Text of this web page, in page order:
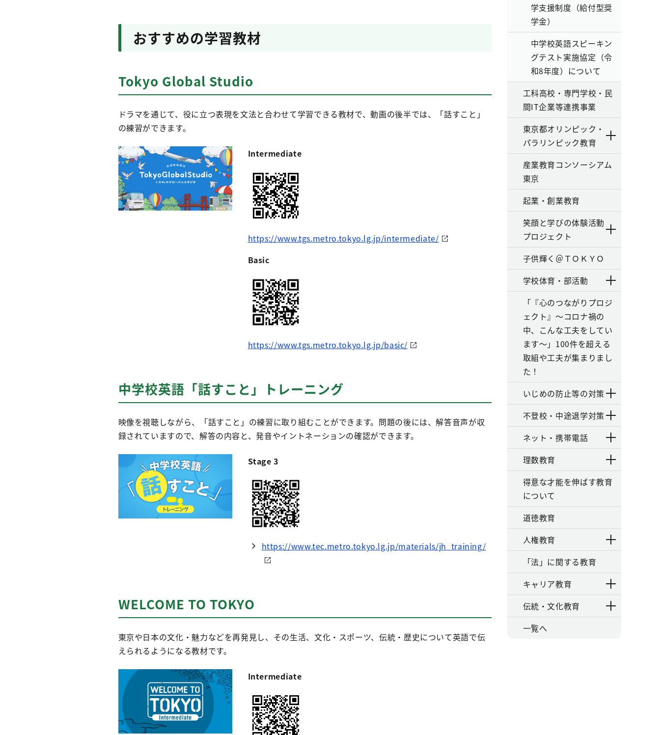
おすすめの学習教材
Tokyo Global Studio
ドラマを通じて、役に立つ表現を文法と合わせて学習できる教材で、動画の後半では、「話すこと」
の練習ができます。
Intermediate
https://www.tgs.metro.tokyo.lg.jp/intermediate/
Basic
https://www.tgs.metro.tokyo.lg.jp/basic/
中学校英語「話すこと」トレーニング
映像を視聴しながら、「話すこと」の練習に取り組むことができます。問題の後には、解答音声が収
録されていますので、解答の内容と、発音やイントネーションの確認ができます。
Stage 3
https://www.tec.metro.tokyo.lg.jp/materials/jh_training/
WELCOME TO TOKYO
東京や日本の文化・魅力などを再発見し、その生活、文化・スポーツ、伝統・歴史について英語で伝
えられるようになる教材です。
Intermediate
学支援制度（給付型奨
学金）
中学校英語スピーキン
グテスト実施協定（令
和8年度）について
工科高校・専門学校・民
間IT企業等連携事業
東京都オリンピック・
パラリンピック教育
産業教育コンソーシアム
東京
起業・創業教育
笑顔と学びの体験活動
プロジェクト
子供輝く＠ＴＯＫＹＯ
学校体育・部活動
「『心のつながりプロジ
ェクト』～コロナ禍の
中、こんな工夫をしてい
ます～」100件を超える
取組や工夫が集まりまし
た！
いじめの防止等の対策
不登校・中途退学対策
ネット・携帯電話
理数教育
得意な才能を伸ばす教育
について
道徳教育
人権教育
「法」に関する教育
キャリア教育
伝統・文化教育
一覧へ